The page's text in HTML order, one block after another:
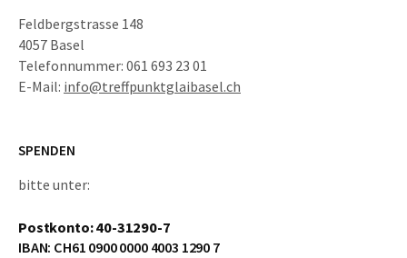
Feldbergstrasse 148
4057 Basel
Telefonnummer: 061 693 23 01
E-Mail: info@treffpunktglaibasel.ch
SPENDEN
bitte unter:
Postkonto: 40-31290-7
IBAN: CH61 0900 0000 4003 1290 7